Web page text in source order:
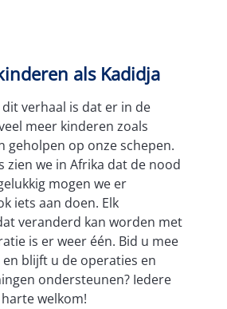
als Kadidja
verhaal is dat er in de
meer kinderen zoals
geholpen op onze schepen.
zien we in Afrika dat de nood
mogen we er
iets aan doen. Elk
veranderd kan worden met
is er weer één. Bid u mee
blijft u de operaties en
ondersteunen? Iedere
welkom!